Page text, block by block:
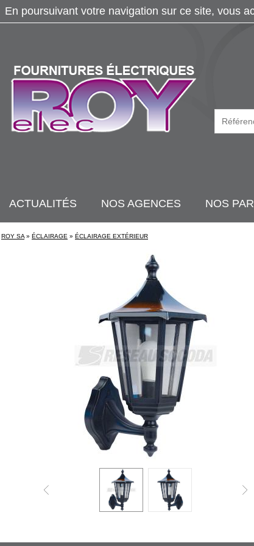
ACTUALITÉS NOS AGENCES NOS
ROY SA » ÉCLAIRAGE » ÉCLAIRAGE EXTÉRIEUR
En poursuivant votre navigation sur ce site, vous